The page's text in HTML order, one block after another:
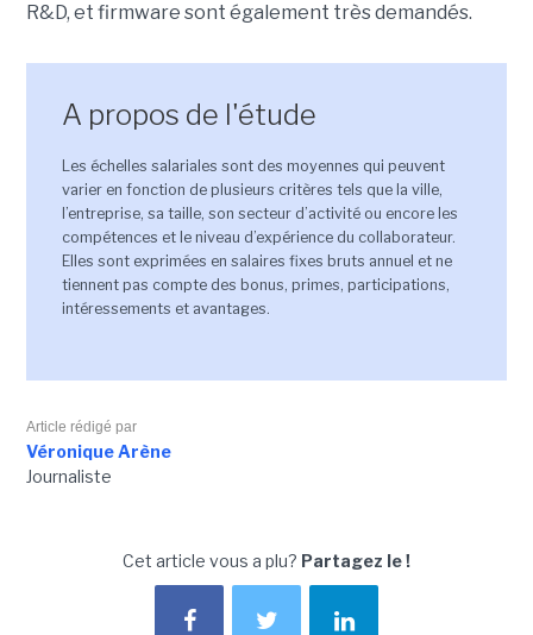
R&D, et firmware sont également très demandés.
A propos de l'étude
Les échelles salariales sont des moyennes qui peuvent
varier en fonction de plusieurs critères tels que la ville,
l’entreprise, sa taille, son secteur d’activité ou encore les
compétences et le niveau d’expérience du collaborateur.
Elles sont exprimées en salaires fixes bruts annuel et ne
tiennent pas compte des bonus, primes, participations,
intéressements et avantages.
Article rédigé par
Véronique Arène
Journaliste
Cet article vous a plu? Partagez le !